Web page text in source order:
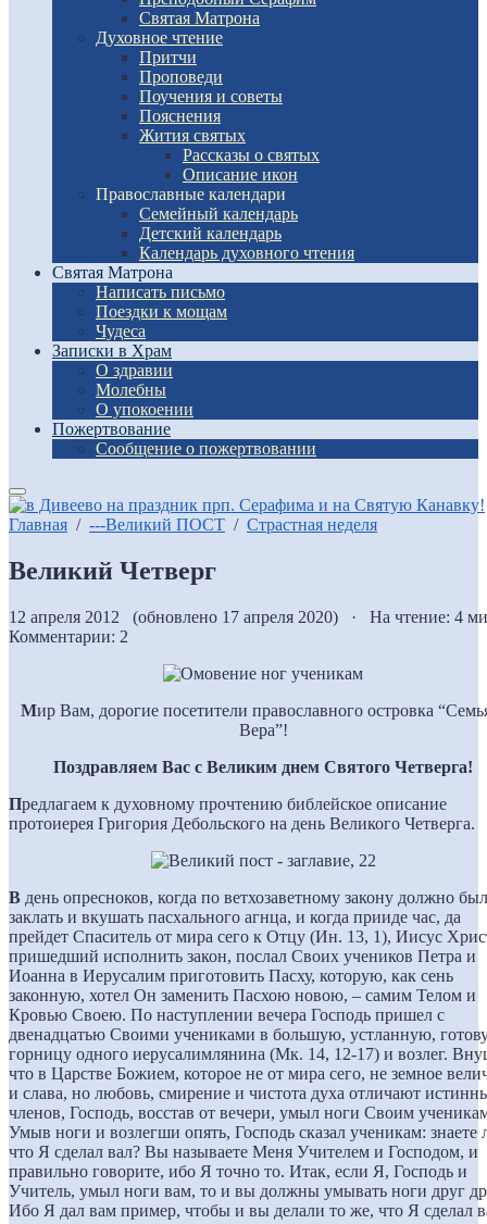
Святая Матрона
Духовное чтение
Притчи
Проповеди
Поучения и советы
Пояснения
Жития святых
Рассказы о святых
Описание икон
Православные календари
Семейный календарь
Детский календарь
Календарь духовного чтения
Святая Матрона
Написать письмо
Поездки к мощам
Чудеса
Записки в Храм
О здравии
Молебны
О упокоении
Пожертвование
Сообщение о пожертвовании
Главная / ---Великий ПОСТ / Страстная неделя
Великий Четверг
12 апреля 2012 (обновлено 17 апреля 2020) · На чтение: 4
Комментарии: 2
Мир Вам, дорогие посетители православного островка
Вера”!
Поздравляем Вас с Великим днем Святого Четверга!
Предлагаем к духовному прочтению библейское описание
протоиерея Григория Дебольского на день Великого Четверга.
В день опресноков, когда по ветхозаветному закону должно
заклать и вкушать пасхального агнца, и когда прииде час, да
прейдет Спаситель от мира сего к Отцу (Ин. 13, 1), Иисус
пришедший исполнить закон, послал Своих учеников Петра и
Иоанна в Иерусалим приготовить Пасху, которую, как сень
законную, хотел Он заменить Пасхою новою, – самим Телом и
Кровью Своею. По наступлении вечера Господь пришел с
двенадцатью Своими учениками в большую, устланную,
горницу одного иерусалимлянина (Мк. 14, 12-17) и возлег.
что в Царстве Божием, которое не от мира сего, не земное
и слава, но любовь, смирение и чистота духа отличают
членов, Господь, восстав от вечери, умыл ноги Своим
Умыв ноги и возлегши опять, Господь сказал ученикам: знаете
что Я сделал вал? Вы называете Меня Учителем и Господом, и
правильно говорите, ибо Я точно то. Итак, если Я, Господь и
Учитель, умыл ноги вам, то и вы должны умывать ноги друг
Ибо Я дал вам пример, чтобы и вы делали то же, что Я сделал